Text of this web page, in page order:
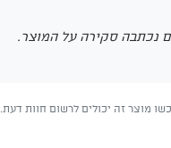
נכתבה סקירה על המוצר.
מוצר זה יכולים לרשום חוות דעת.